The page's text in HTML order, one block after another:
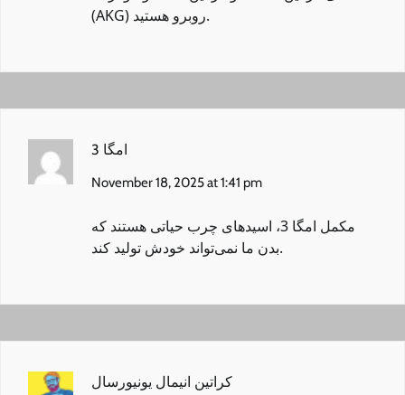
(AKG) روبرو هستید.
امگا 3
November 18, 2025 at 1:41 pm
مکمل امگا 3
، اسیدهای چرب حیاتی هستند که
بدن ما نمی‌تواند خودش تولید کند.
کراتین انیمال یونیورسال